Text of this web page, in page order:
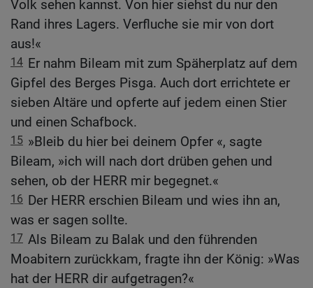
Volk sehen kannst. Von hier siehst du nur den
Rand ihres Lagers. Verfluche sie mir von dort
aus!«
14 Er nahm Bileam mit zum Späherplatz auf dem
Gipfel des Berges Pisga. Auch dort errichtete er
sieben Altäre und opferte auf jedem einen Stier
und einen Schafbock.
15 »Bleib du hier bei deinem Opfer «, sagte
Bileam, »ich will nach dort drüben gehen und
sehen, ob der HERR mir begegnet.«
16 Der HERR erschien Bileam und wies ihn an,
was er sagen sollte.
17 Als Bileam zu Balak und den führenden
Moabitern zurückkam, fragte ihn der König: »Was
hat der HERR dir aufgetragen?«